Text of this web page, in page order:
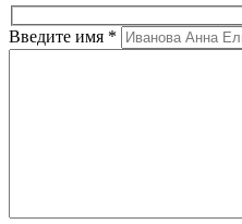
Введите имя *